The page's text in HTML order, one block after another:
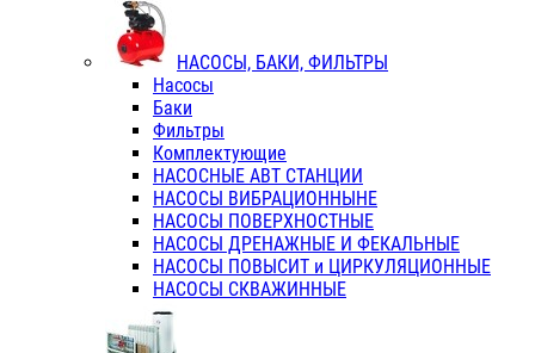
НАСОСЫ, БАКИ, ФИЛЬТРЫ
Насосы
Баки
Фильтры
Комплектующие
НАСОСНЫЕ АВТ СТАНЦИИ
НАСОСЫ ВИБРАЦИОННЫНЕ
НАСОСЫ ПОВЕРХНОСТНЫЕ
НАСОСЫ ДРЕНАЖНЫЕ И ФЕКАЛЬНЫЕ
НАСОСЫ ПОВЫСИТ и ЦИРКУЛЯЦИОННЫЕ
НАСОСЫ СКВАЖИННЫЕ